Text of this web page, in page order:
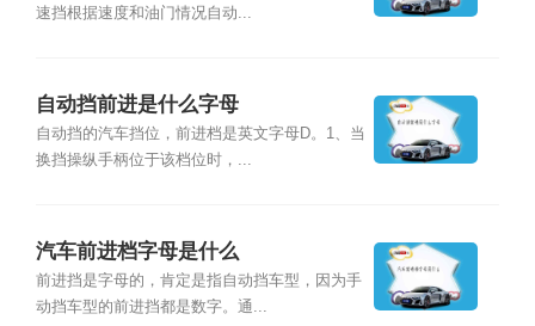
速挡根据速度和油门情况自动...
自动挡前进是什么字母
自动挡的汽车挡位，前进档是英文字母D。1、当
换挡操纵手柄位于该档位时，...
汽车前进档字母是什么
前进挡是字母的，肯定是指自动挡车型，因为手
动挡车型的前进挡都是数字。通...